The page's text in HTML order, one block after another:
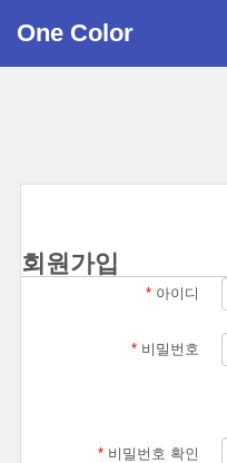
One Color
회원가입
*아이디
*비밀번호
*비밀번호 확인